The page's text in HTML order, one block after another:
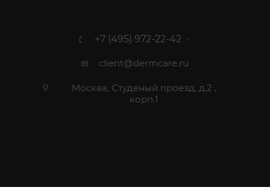
+7 (495) 972-22-42
client@dermcare.ru
Москва, Студеный проезд, д.2 ,
корп.1